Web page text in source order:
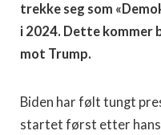
trekke seg som
i 2024. Dette kommer
mot Trump.
Biden har følt tungt
startet først etter